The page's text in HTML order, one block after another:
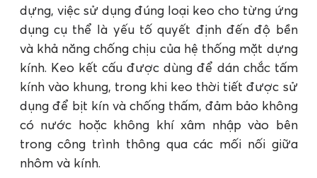
dựng, việc sử dụng đúng loại keo cho từng ứng
dụng cụ thể là yếu tố quyết định đến độ bền
và khả năng chống chịu của hệ thống mặt dựng
kính. Keo kết cấu được dùng để dán chắc tấm
kính vào khung, trong khi keo thời tiết được sử
dụng để bịt kín và chống thấm, đảm bảo không
có nước hoặc không khí xâm nhập vào bên
trong công trình thông qua các mối nối giữa
nhôm và kính.